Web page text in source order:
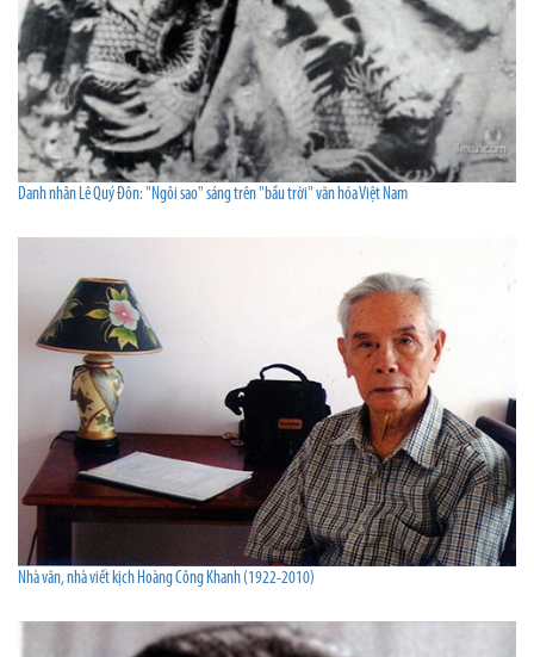
Danh nhân Lê Quý Đôn: "Ngôi sao" sáng trên "bầu trời" văn hóa Việt Nam
Nhà văn, nhà viết kịch Hoàng Công Khanh (1922-2010)